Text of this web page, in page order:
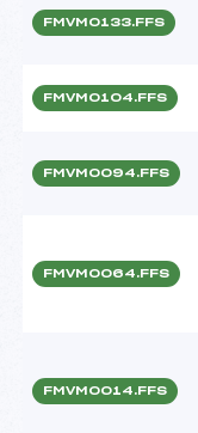
FMVM0133.FFS
FMVM0104.FFS
FMVM0094.FFS
FMVM0064.FFS
FMVM0014.FFS